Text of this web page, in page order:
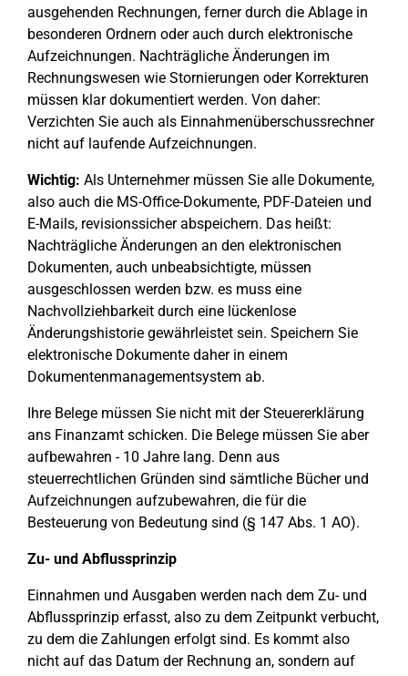
ausgehenden Rechnungen, ferner durch die Ablage in
besonderen Ordnern oder auch durch elektronische
Aufzeichnungen. Nachträgliche Änderungen im
Rechnungswesen wie Stornierungen oder Korrekturen
müssen klar dokumentiert werden. Von daher:
Verzichten Sie auch als Einnahmenüberschussrechner
nicht auf laufende Aufzeichnungen.
Wichtig: Als Unternehmer müssen Sie alle Dokumente,
also auch die MS-Office-Dokumente, PDF-Dateien und
E-Mails, revisionssicher abspeichern. Das heißt:
Nachträgliche Änderungen an den elektronischen
Dokumenten, auch unbeabsichtigte, müssen
ausgeschlossen werden bzw. es muss eine
Nachvollziehbarkeit durch eine lückenlose
Änderungshistorie gewährleistet sein. Speichern Sie
elektronische Dokumente daher in einem
Dokumentenmanagementsystem ab.
Ihre Belege müssen Sie nicht mit der Steuererklärung
ans Finanzamt schicken. Die Belege müssen Sie aber
aufbewahren - 10 Jahre lang. Denn aus
steuerrechtlichen Gründen sind sämtliche Bücher und
Aufzeichnungen aufzubewahren, die für die
Besteuerung von Bedeutung sind (§ 147 Abs. 1 AO).
Zu- und Abflussprinzip
Einnahmen und Ausgaben werden nach dem Zu- und
Abflussprinzip erfasst, also zu dem Zeitpunkt verbucht,
zu dem die Zahlungen erfolgt sind. Es kommt also
nicht auf das Datum der Rechnung an, sondern auf